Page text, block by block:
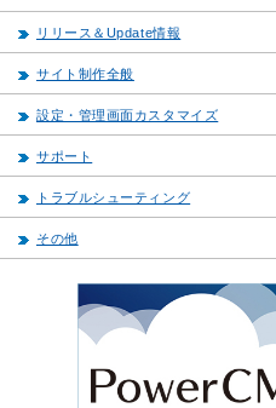
リリース＆Update情報
サイト制作全般
設定・管理画面カスタマイズ
サポート
トラブルシューティング
その他